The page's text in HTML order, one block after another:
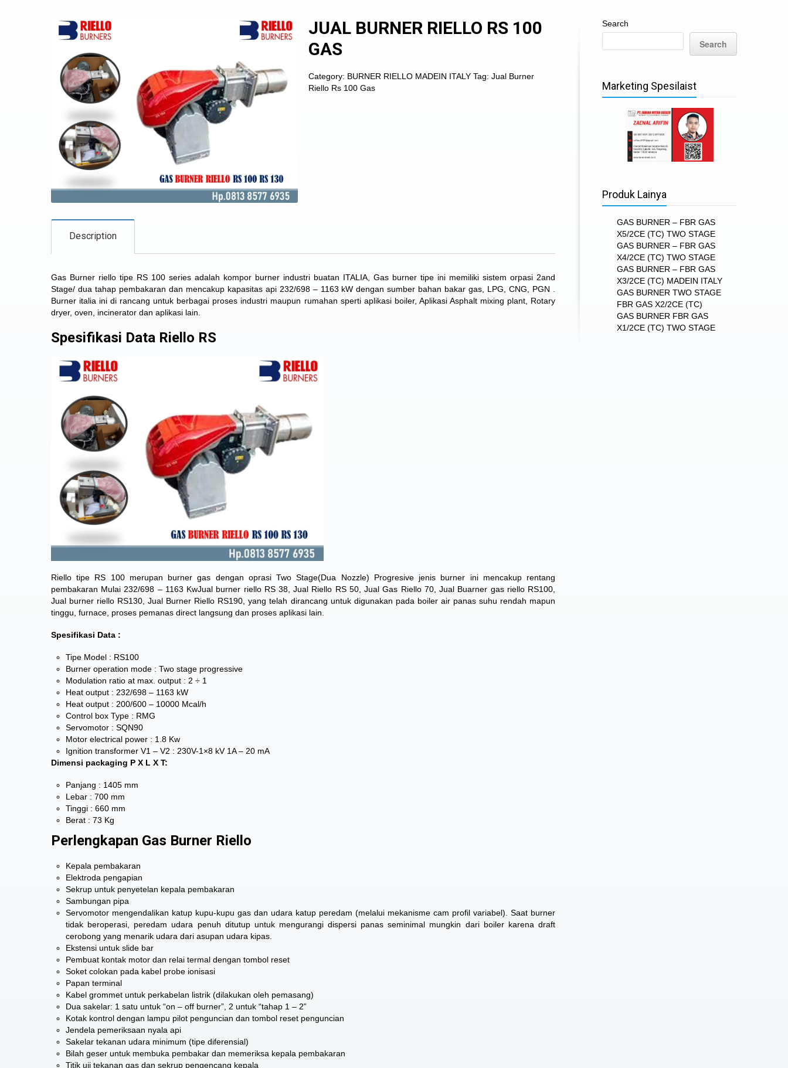
JUAL BURNER RIELLO RS 100
GAS
Category: BURNER RIELLO MADEIN ITALY Tag:Jual Burner
Riello Rs 100 Gas
Description
Gas Burner riello tipe RS 100 series adalah kompor burner industri buatan ITALIA, Gas burner tipe ini memiliki sistem orpasi 2and
Stage/ dua tahap pembakaran dan mencakup kapasitas api 232/698 – 1163 kW dengan sumber bahan bakar gas, LPG, CNG, PGN .
Burner italia ini di rancang untuk berbagai proses industri maupun rumahan sperti aplikasi boiler, Aplikasi Asphalt mixing plant, Rotary
dryer, oven, incinerator dan aplikasi lain.
Spesifikasi Data Riello RS
Riello tipe RS 100merupan burner gas dengan oprasi Two Stage(Dua Nozzle) Progresive jenis burner ini ​​mencakup rentang
pembakaran Mulai 232/698 – 1163 KwJual burner riello RS 38, Jual Riello RS 50, Jual Gas Riello 70, Jual Buarner gas riello RS100,
Jual burner riello RS130, Jual Burner Riello RS190, yang telah dirancang untuk digunakan pada boiler air panas suhu rendah mapun
tinggu, furnace, proses pemanas direct langsung dan proses aplikasi lain.
Spesifikasi Data :
Tipe Model : RS100
Burner operation mode : Two stage progressive
Modulation ratio at max. output : 2 ÷ 1
Heat output : 232/698 – 1163 kW
Heat output : 200/600 – 10000 Mcal/h
Control box Type : RMG
Servomotor : SQN90
Motor electrical power : 1.8 Kw
Ignition transformer V1 – V2 : 230V-1×8 kV 1A – 20 mA
Dimensi packaging P X L X T:
Panjang : 1405 mm
Lebar : 700 mm
Tinggi : 660 mm
Berat : 73 Kg
Perlengkapan Gas Burner Riello
Kepala pembakaran
Elektroda pengapian
Sekrup untuk penyetelan kepala pembakaran
Sambungan pipa
Servomotor mengendalikan katup kupu-kupu gas dan udara katup peredam (melalui mekanisme cam profil variabel). Saat burner
tidak beroperasi, peredam udara penuh ditutup untuk mengurangi dispersi panas seminimal mungkin dari boiler karena draft
cerobong yang menarik udara dari asupan udara kipas.
Ekstensi untuk slide bar
Pembuat kontak motor dan relai termal dengan tombol reset
Soket colokan pada kabel probe ionisasi
Papan terminal
Kabel grommet untuk perkabelan listrik (dilakukan oleh pemasang)
Dua sakelar: 1 satu untuk “on – off burner”, 2 untuk “tahap 1 – 2”
Kotak kontrol dengan lampu pilot penguncian dan tombol reset penguncian
Jendela pemeriksaan nyala api
Sakelar tekanan udara minimum (tipe diferensial)
Bilah geser untuk membuka pembakar dan memeriksa kepala pembakaran
Titik uji tekanan gas dan sekrup pengencang kepala
Search
Search
Marketing Spesilaist
Produk Lainya
GAS BURNER – FBR GAS
X5/2CE (TC) TWO STAGE
GAS BURNER – FBR GAS
X4/2CE (TC) TWO STAGE
GAS BURNER – FBR GAS
X3/2CE (TC) MADEIN ITALY
GAS BURNER TWO STAGE
FBR GAS X2/2CE (TC)
GAS BURNER FBR GAS
X1/2CE (TC) TWO STAGE